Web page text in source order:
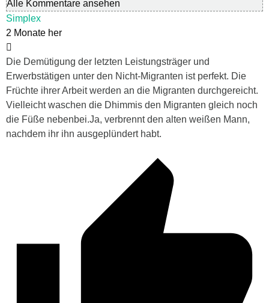
Alle Kommentare ansehen
Simplex
2 Monate her
Die Demütigung der letzten Leistungsträger und
Erwerbstätigen unter den Nicht-Migranten ist perfekt. Die
Früchte ihrer Arbeit werden an die Migranten durchgereicht.
Vielleicht waschen die Dhimmis den Migranten gleich noch
die Füße nebenbei.Ja, verbrennt den alten weißen Mann,
nachdem ihr ihn ausgeplündert habt.